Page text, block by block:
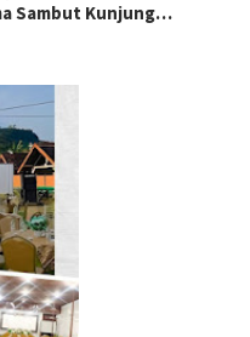
Sambut Kunjung…